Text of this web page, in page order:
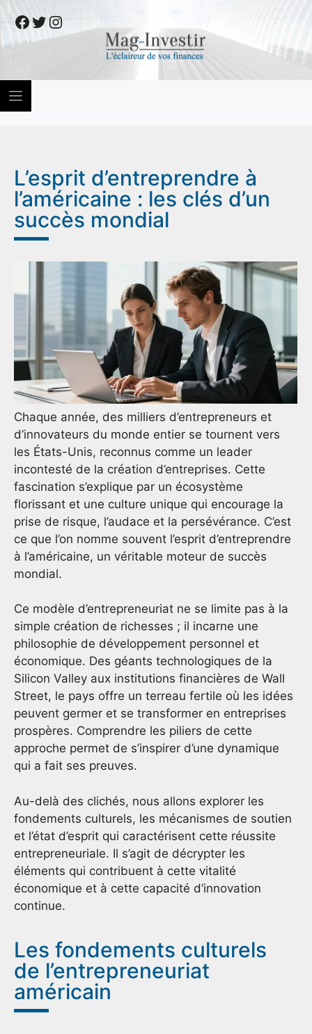
to
content
Facebook
Twitter
Instagram
L’esprit d’entreprendre à
l’américaine : les clés d’un
succès mondial
Chaque année, des milliers d’entrepreneurs et
d’innovateurs du monde entier se tournent vers
les États-Unis, reconnus comme un leader
incontesté de la création d’entreprises. Cette
fascination s’explique par un écosystème
florissant et une culture unique qui encourage la
prise de risque, l’audace et la persévérance. C’est
ce que l’on nomme souvent l’esprit d’entreprendre
à l’américaine, un véritable moteur de succès
mondial.
Ce modèle d’entrepreneuriat ne se limite pas à la
simple création de richesses ; il incarne une
philosophie de développement personnel et
économique. Des géants technologiques de la
Silicon Valley aux institutions financières de Wall
Street, le pays offre un terreau fertile où les idées
peuvent germer et se transformer en entreprises
prospères. Comprendre les piliers de cette
approche permet de s’inspirer d’une dynamique
qui a fait ses preuves.
Au-delà des clichés, nous allons explorer les
fondements culturels, les mécanismes de soutien
et l’état d’esprit qui caractérisent cette réussite
entrepreneuriale. Il s’agit de décrypter les
éléments qui contribuent à cette vitalité
économique et à cette capacité d’innovation
continue.
Les fondements culturels
de l’entrepreneuriat
américain